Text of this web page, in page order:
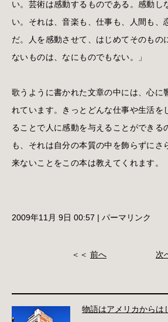
い。芸術は感動するものである。感動し
い。それは、音楽も、仕事も、人間も、
だ。人を感動させて、はじめてそのもの
ないものは、なにものでもない。」
歌うように書かれた文章の中には、心に
れています。きっとどんな仕事や生活を
ることで人に感動を与えることができる
も、それは自分の本質の中を飾らずにさ
来ないことをこの本は教えてくれます。
2009年11月 9日 00:57 | パーマリンク
＜＜ 前へ 次
物語はアメリカからは